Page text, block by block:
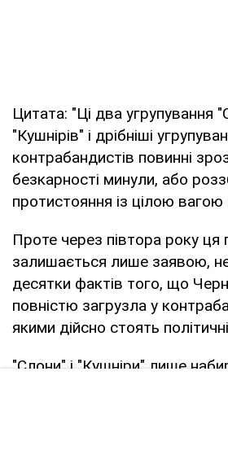
Цитата: "Ці два угрупування
"Кушнірів" і дрібніші
контрабандистів повинні
безкарності минули, або
протистояння із цілою
Проте через півтора року ця
залишається лише заявою,
десятки фактів того, що
повністю загрузла у
якими дійсно стоять
"Слони" і "Кушніри" лише